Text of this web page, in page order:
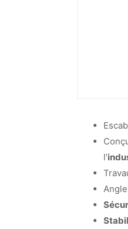
l’